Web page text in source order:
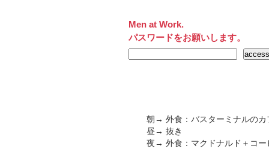
Men at Work.
パスワードをお願いします。
朝→ 外食：バスターミナルのカ
昼→ 抜き
夜→ 外食：マクドナルド＋コー